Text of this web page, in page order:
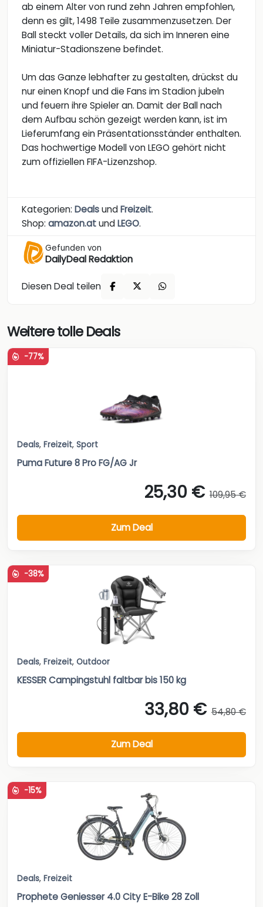
ab einem Alter von rund zehn Jahren empfohlen,
denn es gilt, 1498 Teile zusammenzusetzen. Der
Ball steckt voller Details, da sich im Inneren eine
Miniatur-Stadionszene befindet.
Um das Ganze lebhafter zu gestalten, drückst du
nur einen Knopf und die Fans im Stadion jubeln
und feuern ihre Spieler an. Damit der Ball nach
dem Aufbau schön gezeigt werden kann, ist im
Lieferumfang ein Präsentationsständer enthalten.
Das hochwertige Modell von LEGO gehört nicht
zum offiziellen FIFA-Lizenzshop.
Kategorien: DealsundFreizeit.
Shop: amazon.atundLEGO.
Gefunden von
DailyDeal Redaktion
Diesen Deal teilen
Weitere tolle Deals
-77%
Deals, Freizeit, Sport
Puma Future 8 Pro FG/AG Jr
25,30 € 109,95 €
Zum Deal
-38%
Deals, Freizeit, Outdoor
KESSER Campingstuhl faltbar bis 150 kg
33,80 € 54,80 €
Zum Deal
-15%
Deals, Freizeit
Prophete Geniesser 4.0 City E-Bike 28 Zoll